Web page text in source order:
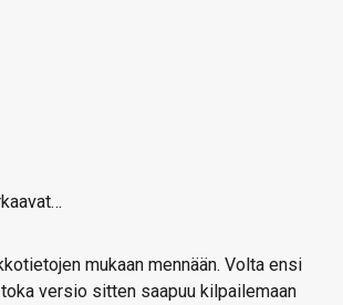
mukaan mennään. Volta ensi
versio sitten saapuu kilpailemaan